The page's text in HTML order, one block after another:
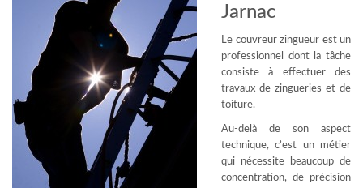
Jarnac
Le couvreur zingueur est un
professionnel dont la tâche
consiste à effectuer des
travaux de zingueries et de
toiture.
Au-delà de son aspect
technique, c’est un métier
qui nécessite beaucoup de
concentration, de précision